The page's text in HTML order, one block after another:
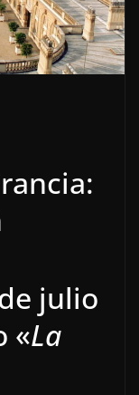
julio
«La